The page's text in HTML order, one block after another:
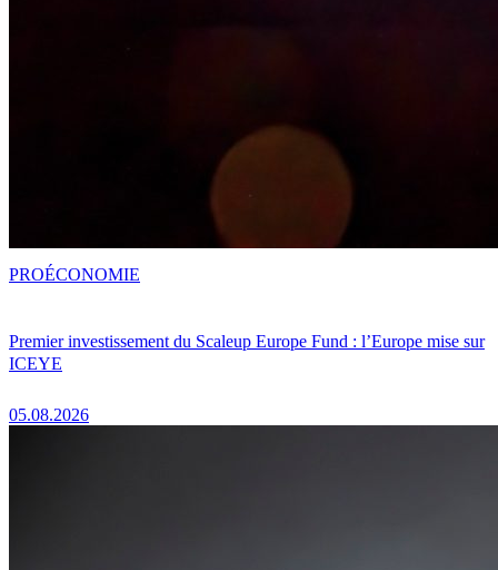
Premier investissement du Scaleup Europe Fund : l’Europe mise sur
ICEYE
05.08.2026
PROÉCONOMIE